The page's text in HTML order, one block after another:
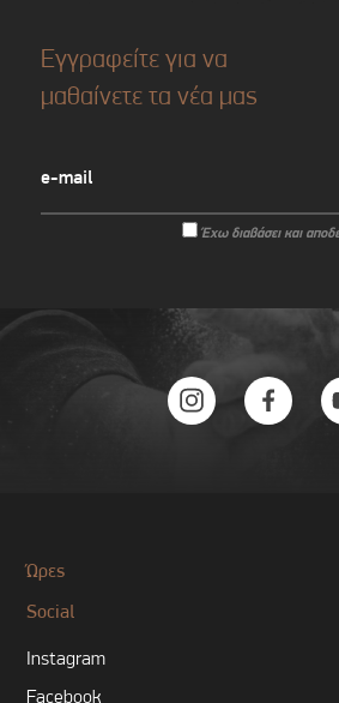
Εγγραφείτε για να
μαθαίνετε τα νέα μας
Έχω διαβάσει και
Ώρες
Social
Instagram
Facebook